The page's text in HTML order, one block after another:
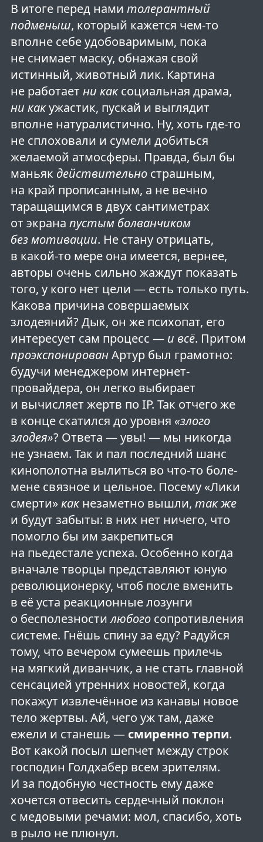
В итоге перед нами толерантный
подменыш, который кажется чем-то
вполне себе удобоваримым, пока
не снимает маску, обнажая свой
истинный, животный лик. Картина
не работает ни каксоциальная драма,
ни какужастик, пускай и выглядит
вполне натуралистично. Ну, хоть где-то
не сплоховали и сумели добиться
желаемой атмосферы. Правда, был бы
маньяк действительнострашным,
на край прописанным, а не вечно
таращащимся в двух сантиметрах
от экрана пустым болванчиком
без мотивации. Не стану отрицать,
в какой-то мере она имеется, вернее,
авторы очень сильно жаждут показать
того, у кого нет цели — есть только путь.
Какова причина совершаемых
злодеяний? Дык, он же психопат, его
интересует сам процесс — и всё. Притом
проэкспонированАртур был грамотно:
будучи менеджером интернет-
провайдера, он легко выбирает
и вычисляет жертв по IP. Так отчего же
в конце скатился до уровня «злого
злодея»? Ответа — увы! — мы никогда
не узнаем. Так и пал последний шанс
кинополотна вылиться во что-то боле-
мене связное и цельное. Посему «Лики
смерти»какнезаметно вышли, так же
и будут забыты: в них нет ничего, что
помогло бы им закрепиться
на пьедестале успеха. Особенно когда
вначале творцы представляют юную
революционерку, чтоб после вменить
в её уста реакционные лозунги
о бесполезностилюбогосопротивления
системе. Гнёшь спину за еду? Радуйся
тому, что вечером сумеешь прилечь
на мягкий диванчик, а не стать главной
сенсацией утренних новостей, когда
покажут извлечённое из канавы новое
тело жертвы. Ай, чего уж там, даже
ежели и станешь — смиренно терпи.
Вот какой посыл шепчет между строк
господин Голдхабер всем зрителям.
И за подобную честность ему даже
хочется отвесить сердечный поклон
с медовыми речами: мол, спасибо, хоть
в рыло не плюнул.